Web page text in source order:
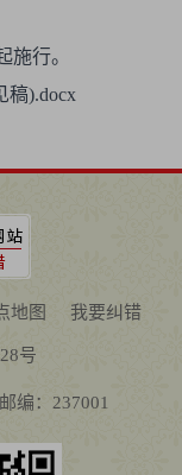
行。
稿).docx
地图 我要纠错
号
邮编：237001